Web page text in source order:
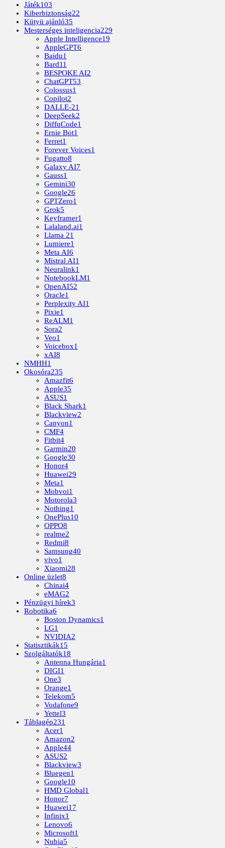
Játék103
Kiberbiztonság22
Kütyü ajánló35
Mesterséges inteligencia229
Apple Intelligence19
AppleGPT6
Baidu1
Bard11
BESPOKE AI2
ChatGPT53
Colossus1
Copilot2
DALLE-21
DeepSeek2
DiffuCode1
Ernie Bot1
Ferret1
Forever Voices1
Fugatto8
Galaxy AI7
Gauss1
Gemini30
Google26
GPTZero1
Grok5
Keyframer1
Lalaland.ai1
Llama 21
Lumiere1
Meta AI6
Mistral AI1
Neuralink1
NotebookLM1
OpenAI52
Oracle1
Perplexity AI1
Pixie1
ReALM1
Sora2
Veo1
Voicebox1
xAI8
NMHH1
Okosóra235
Amazfit6
Apple35
ASUS1
Black Shark1
Blackview2
Canyon1
CMF4
Fitbit4
Garmin20
Google30
Honor4
Huawei29
Meta1
Mobvoi1
Motorola3
Nothing1
OnePlus10
OPPO8
realme2
Redmi8
Samsung40
vivo1
Xiaomi28
Online üzlet8
Chinai4
eMAG2
Pénzügyi hírek3
Robotika6
Boston Dynamics1
LG1
NVIDIA2
Statisztikák15
Szolgáltatók18
Antenna Hungária1
DIGI1
One3
Orange1
Telekom5
Vodafone9
Yettel3
Táblagép231
Acer1
Amazon2
Apple44
ASUS2
Blackview3
Bluegen1
Google10
HMD Global1
Honor7
Huawei17
Infinix1
Lenovo6
Microsoft1
Nubia5